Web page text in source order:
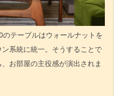
テーブルはウォールナットを
系統に統一。そうすることで
お部屋の主役感が演出されま